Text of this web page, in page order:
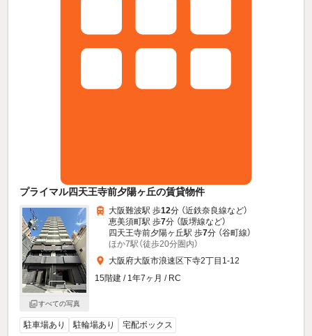
プライマル四天王寺前夕陽ヶ丘の賃貸物件
すべての写真
大阪難波駅 歩12分 （近鉄奈良線など）
恵美須町駅 歩7分 （阪堺線など）
四天王寺前夕陽ヶ丘駅 歩7分 （谷町線）
ほか7駅（徒歩20分圏内）
大阪府大阪市浪速区下寺2丁目1-12
15階建 / 1年7ヶ月 / RC
駐車場あり 駐輪場あり 宅配ボックス